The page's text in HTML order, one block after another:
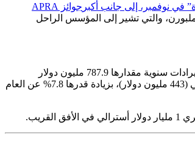
في نوفمبر، إلى جانب أكبر
جوائز APRA
والتي تشير إلى المؤسس الراحل
إيرادات سنوية مقدارها 787.9 مليون دولار
أسترالي (511 مليون دولار) للسنة المالية 2024-25، بزيادة قدرها 6.5% عن السنة المالية السابقة، مع إيرادات قابلة للتوزيع صافية بلغت 683.4 مليون دولار أسترالي (443 مليون دولار)، بزيادة قدرها 7.8% عن العام